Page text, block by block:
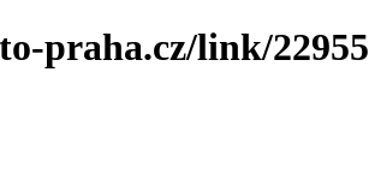
praha.cz/link/22955